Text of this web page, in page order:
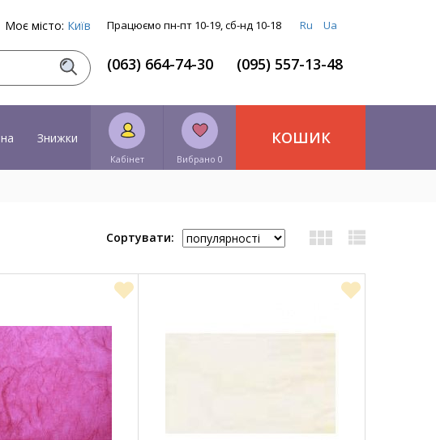
Моє місто: Київ Працюємо пн-пт 10-19, сб-нд 10-18 Ru Ua
(063) 664-74-30 (095) 557-13-48
Знижки
Кабінет Вибрано 0
КОШИК
Сортувати: